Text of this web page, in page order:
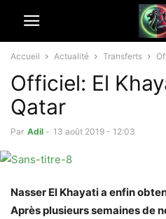
Accueil Actualité Transferts
Officiel: El
Qatar
Par Adil - 13 août 2019 - 12:03
Nasser El Khayati a enfin
Après plusieurs semaines de